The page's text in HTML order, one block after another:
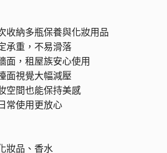
收納多瓶保養與化妝用品
承重，不易滑落
面，租屋族安心使用
面視覺大幅減壓
空間也能保持美感
常使用更放心
妝品、香水